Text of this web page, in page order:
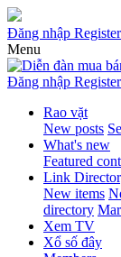
Đăng nhập Register
Menu
Đăng nhập Register
Rao vặt
New posts
What's new
Featured
Link
New items
directory
Xem TV
Xổ số đây